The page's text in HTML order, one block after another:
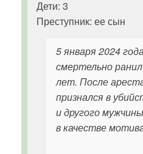
Дети: 3
Преступник: ее сын
5 января 2024
смертельно
лет. После
признался в
и другого
в качестве